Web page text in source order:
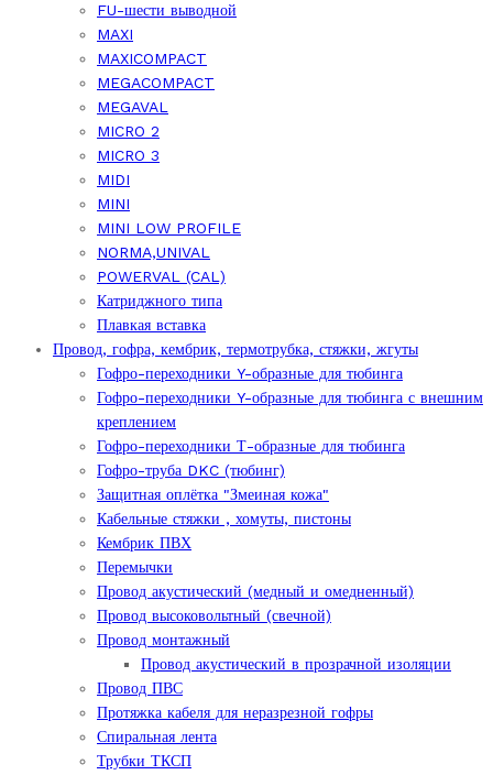
FU-шести выводной
MAXI
MAXICOMPACT
MEGACOMPACT
MEGAVAL
MICRO 2
MICRO 3
MIDI
MINI
MINI LOW PROFILE
NORMA,UNIVAL
POWERVAL (CAL)
Катриджного типа
Плавкая вставка
Провод, гофра, кембрик, термотрубка, стяжки, жгуты
Гофро-переходники Y-образные для тюбинга
Гофро-переходники Y-образные для тюбинга с внешним
креплением
Гофро-переходники Т-образные для тюбинга
Гофро-труба DKC (тюбинг)
Защитная оплётка "Змеиная кожа"
Кабельные стяжки , хомуты, пистоны
Кембрик ПВХ
Перемычки
Провод акустический (медный и омедненный)
Провод высоковольтный (свечной)
Провод монтажный
Провод акустический в прозрачной изоляции
Провод ПВС
Протяжка кабеля для неразрезной гофры
Спиральная лента
Трубки ТКСП